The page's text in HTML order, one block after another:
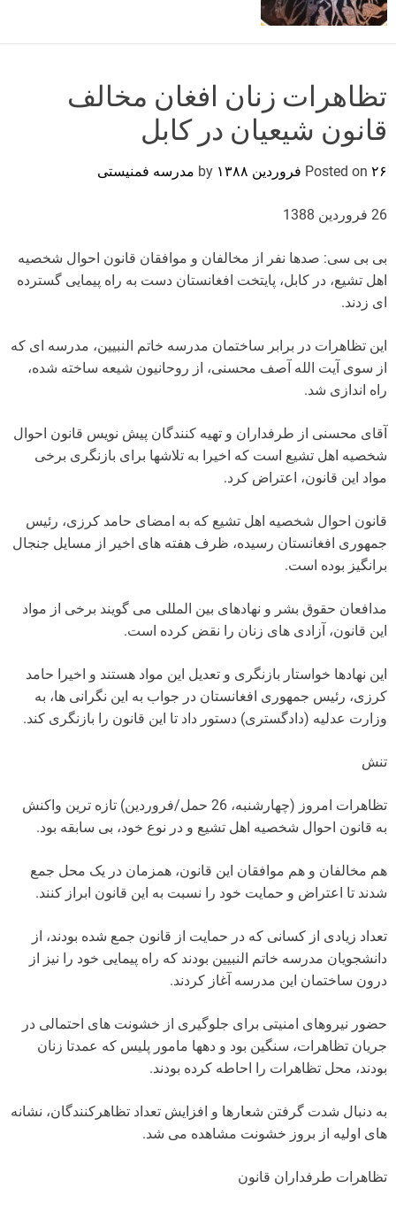
d
e
تظاهرات زنان افغان مخالف
قانون شیعیان در کابل
Posted on ۲۶ فروردین ۱۳۸۸ مدرسه فمنیستی
26 فروردین 1388
بی بی سی: صدها نفر از مخالفان و موافقان قانون احوال شخصیه
اهل تشیع، در کابل، پایتخت افغانستان دست به راه پیمایی گسترده
ای زدند.
این تظاهرات در برابر ساختمان مدرسه خاتم النبیین، مدرسه ای که
از سوی آیت الله آصف محسنی، از روحانیون شیعه ساخته شده،
راه اندازی شد.
آقای محسنی از طرفداران و تهیه کنندگان پیش نویس قانون احوال
شخصیه اهل تشیع است که اخیرا به تلاشها برای بازنگری برخی
مواد این قانون، اعتراض کرد.
قانون احوال شخصیه اهل تشیع که به امضای حامد کرزی، رئیس
جمهوری افغانستان رسیده، ظرف هفته های اخیر از مسایل جنجال
برانگیز بوده است.
مدافعان حقوق بشر و نهادهای بین المللی می گویند برخی از مواد
این قانون، آزادی های زنان را نقض کرده است.
این نهادها خواستار بازنگری و تعدیل این مواد هستند و اخیرا حامد
کرزی، رئیس جمهوری افغانستان در جواب به این نگرانی ها، به
وزارت عدلیه (دادگستری) دستور داد تا این قانون را بازنگری کند.
تنش
تظاهرات امروز (چهارشنبه، 26 حمل/فروردین) تازه ترین واکنش
به قانون احوال شخصیه اهل تشیع و در نوع خود، بی سابقه بود.
هم مخالفان و هم موافقان این قانون، همزمان در یک محل جمع
شدند تا اعتراض و حمایت خود را نسبت به این قانون ابراز کنند.
تعداد زیادی از کسانی که در حمایت از قانون جمع شده بودند، از
دانشجویان مدرسه خاتم النبیین بودند که راه پیمایی خود را نیز از
درون ساختمان این مدرسه آغاز کردند.
حضور نیروهای امنیتی برای جلوگیری از خشونت های احتمالی در
جریان تظاهرات، سنگین بود و دهها مامور پلیس که عمدتا زنان
بودند، محل تظاهرات را احاطه کرده بودند.
به دنبال شدت گرفتن شعارها و افزایش تعداد تظاهرکنندگان، نشانه
های اولیه از بروز خشونت مشاهده می شد.
تظاهرات طرفداران قانون